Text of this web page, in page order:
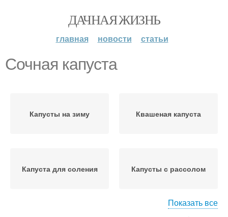
ДАЧНАЯ ЖИЗНЬ
главная новости статьи
Сочная капуста
Капусты на зиму Квашеная капуста
Капуста для соления Капусты с рассолом
Показать все